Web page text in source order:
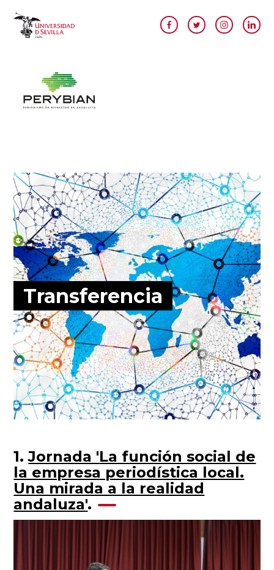
Image
Transferencia
1.Jornada 'La función social de
la empresa periodística local.
Una mirada a la realidad
andaluza'.